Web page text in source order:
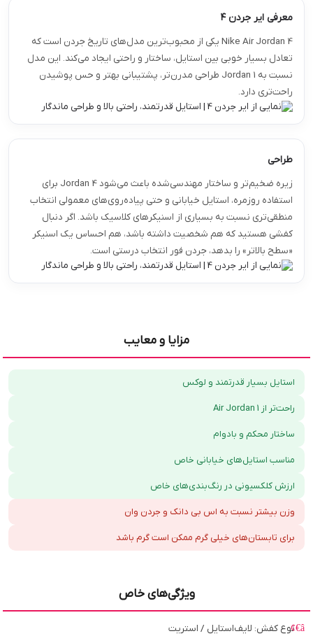
معرفی ایر جردن ۴
Nike Air Jordan 4 یکی از محبوب‌ترین مدل‌های تاریخ جردن است که
تعادل بسیار خوبی بین استایل، ساختار و راحتی ایجاد می‌کند. این مدل
نسبت به Jordan 1 طراحی مدرن‌تر، پشتیبانی بهتر و حس پوشیدن
راحت‌تری دارد.
طراحی
زیره ضخیم‌تر و ساختار مهندسی‌شده باعث می‌شود Jordan 4 برای
استفاده روزمره، استایل خیابانی و حتی پیاده‌روی‌های معمولی انتخاب
منطقی‌تری نسبت به بسیاری از اسنیکرهای کلاسیک باشد. اگر دنبال
کفشی هستید که هم شخصیت داشته باشد، هم احساس یک اسنیکر
«سطح بالاتر» را بدهد، جردن فور انتخاب درستی است.
مزایا و معایب
استایل بسیار قدرتمند و لوکس
راحت‌تر از Air Jordan 1
ساختار محکم و بادوام
مناسب استایل‌های خیابانی خاص
ارزش کلکسیونی در رنگ‌بندی‌های خاص
وزن بیشتر نسبت به اس بی دانک و جردن وان
برای تابستان‌های خیلی گرم ممکن است گرم باشد
ویژگی‌های خاص
نوع کفش: لایف‌استایل / استریت